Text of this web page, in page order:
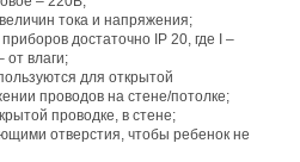
тока и напряжения;
достаточно IP 20, где I –
от влаги;
для открытой
проводов на стене/потолке;
проводке, в стене;
отверстия, чтобы ребенок не